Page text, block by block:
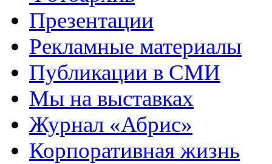
Презентации
Рекламные материалы
Публикации в СМИ
Мы на выставках
Журнал «Абрис»
Корпоративная жизнь